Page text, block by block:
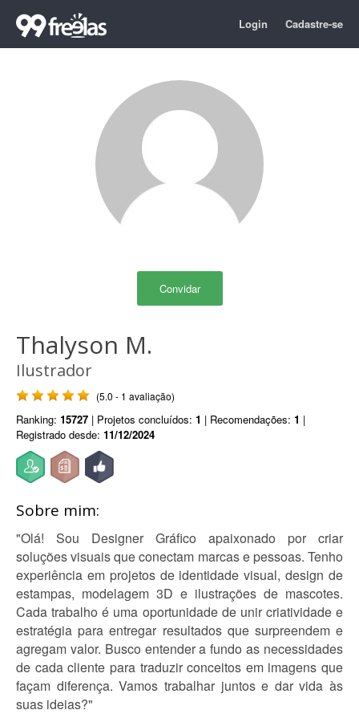
Login Cadastre-se
Convidar
Thalyson M.
Ilustrador
(5.0 - 1 avaliação)
Ranking: 15727 | Projetos concluídos: 1 | Recomendações: 1 |
Registrado desde: 11/12/2024
Sobre mim:
"Olá! Sou Designer Gráfico apaixonado por criar
soluções visuais que conectam marcas e pessoas. Tenho
experiência em projetos de identidade visual, design de
estampas, modelagem 3D e ilustrações de mascotes.
Cada trabalho é uma oportunidade de unir criatividade e
estratégia para entregar resultados que surpreendem e
agregam valor. Busco entender a fundo as necessidades
de cada cliente para traduzir conceitos em imagens que
façam diferença. Vamos trabalhar juntos e dar vida às
suas ideias?"